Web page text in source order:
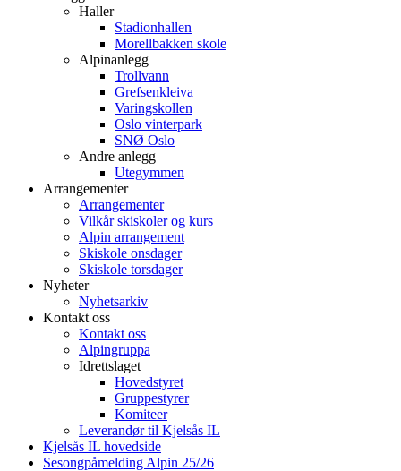
Haller
Stadionhallen
Morellbakken skole
Alpinanlegg
Trollvann
Grefsenkleiva
Varingskollen
Oslo vinterpark
SNØ Oslo
Andre anlegg
Utegymmen
Arrangementer
Arrangementer
Vilkår skiskoler og kurs
Alpin arrangement
Skiskole onsdager
Skiskole torsdager
Nyheter
Nyhetsarkiv
Kontakt oss
Kontakt oss
Alpingruppa
Idrettslaget
Hovedstyret
Gruppestyrer
Komiteer
Leverandør til Kjelsås IL
Kjelsås IL hovedside
Sesongpåmelding Alpin 25/26